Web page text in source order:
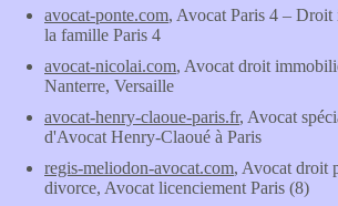
avocat-ponte.com, Avocat Paris 4 –
la famille Paris 4
avocat-nicolai.com, Avocat droit
Nanterre, Versaille
avocat-henry-claoue-paris.fr, Avocat
d'Avocat Henry-Claoué à Paris
regis-meliodon-avocat.com, Avocat droit
divorce, Avocat licenciement Paris (8)